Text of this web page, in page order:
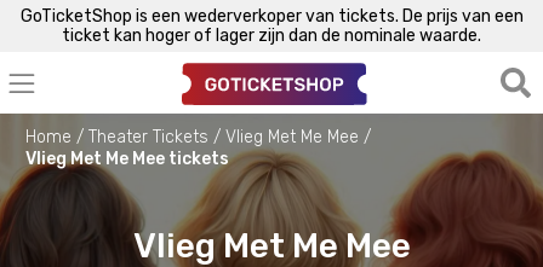
GoTicketShop is een wederverkoper van tickets. De prijs van een
ticket kan hoger of lager zijn dan de nominale waarde.
Home Theater Tickets
Vlieg Met Me Mee
Vlieg Met Me Mee tickets
Vlieg Met Me Mee